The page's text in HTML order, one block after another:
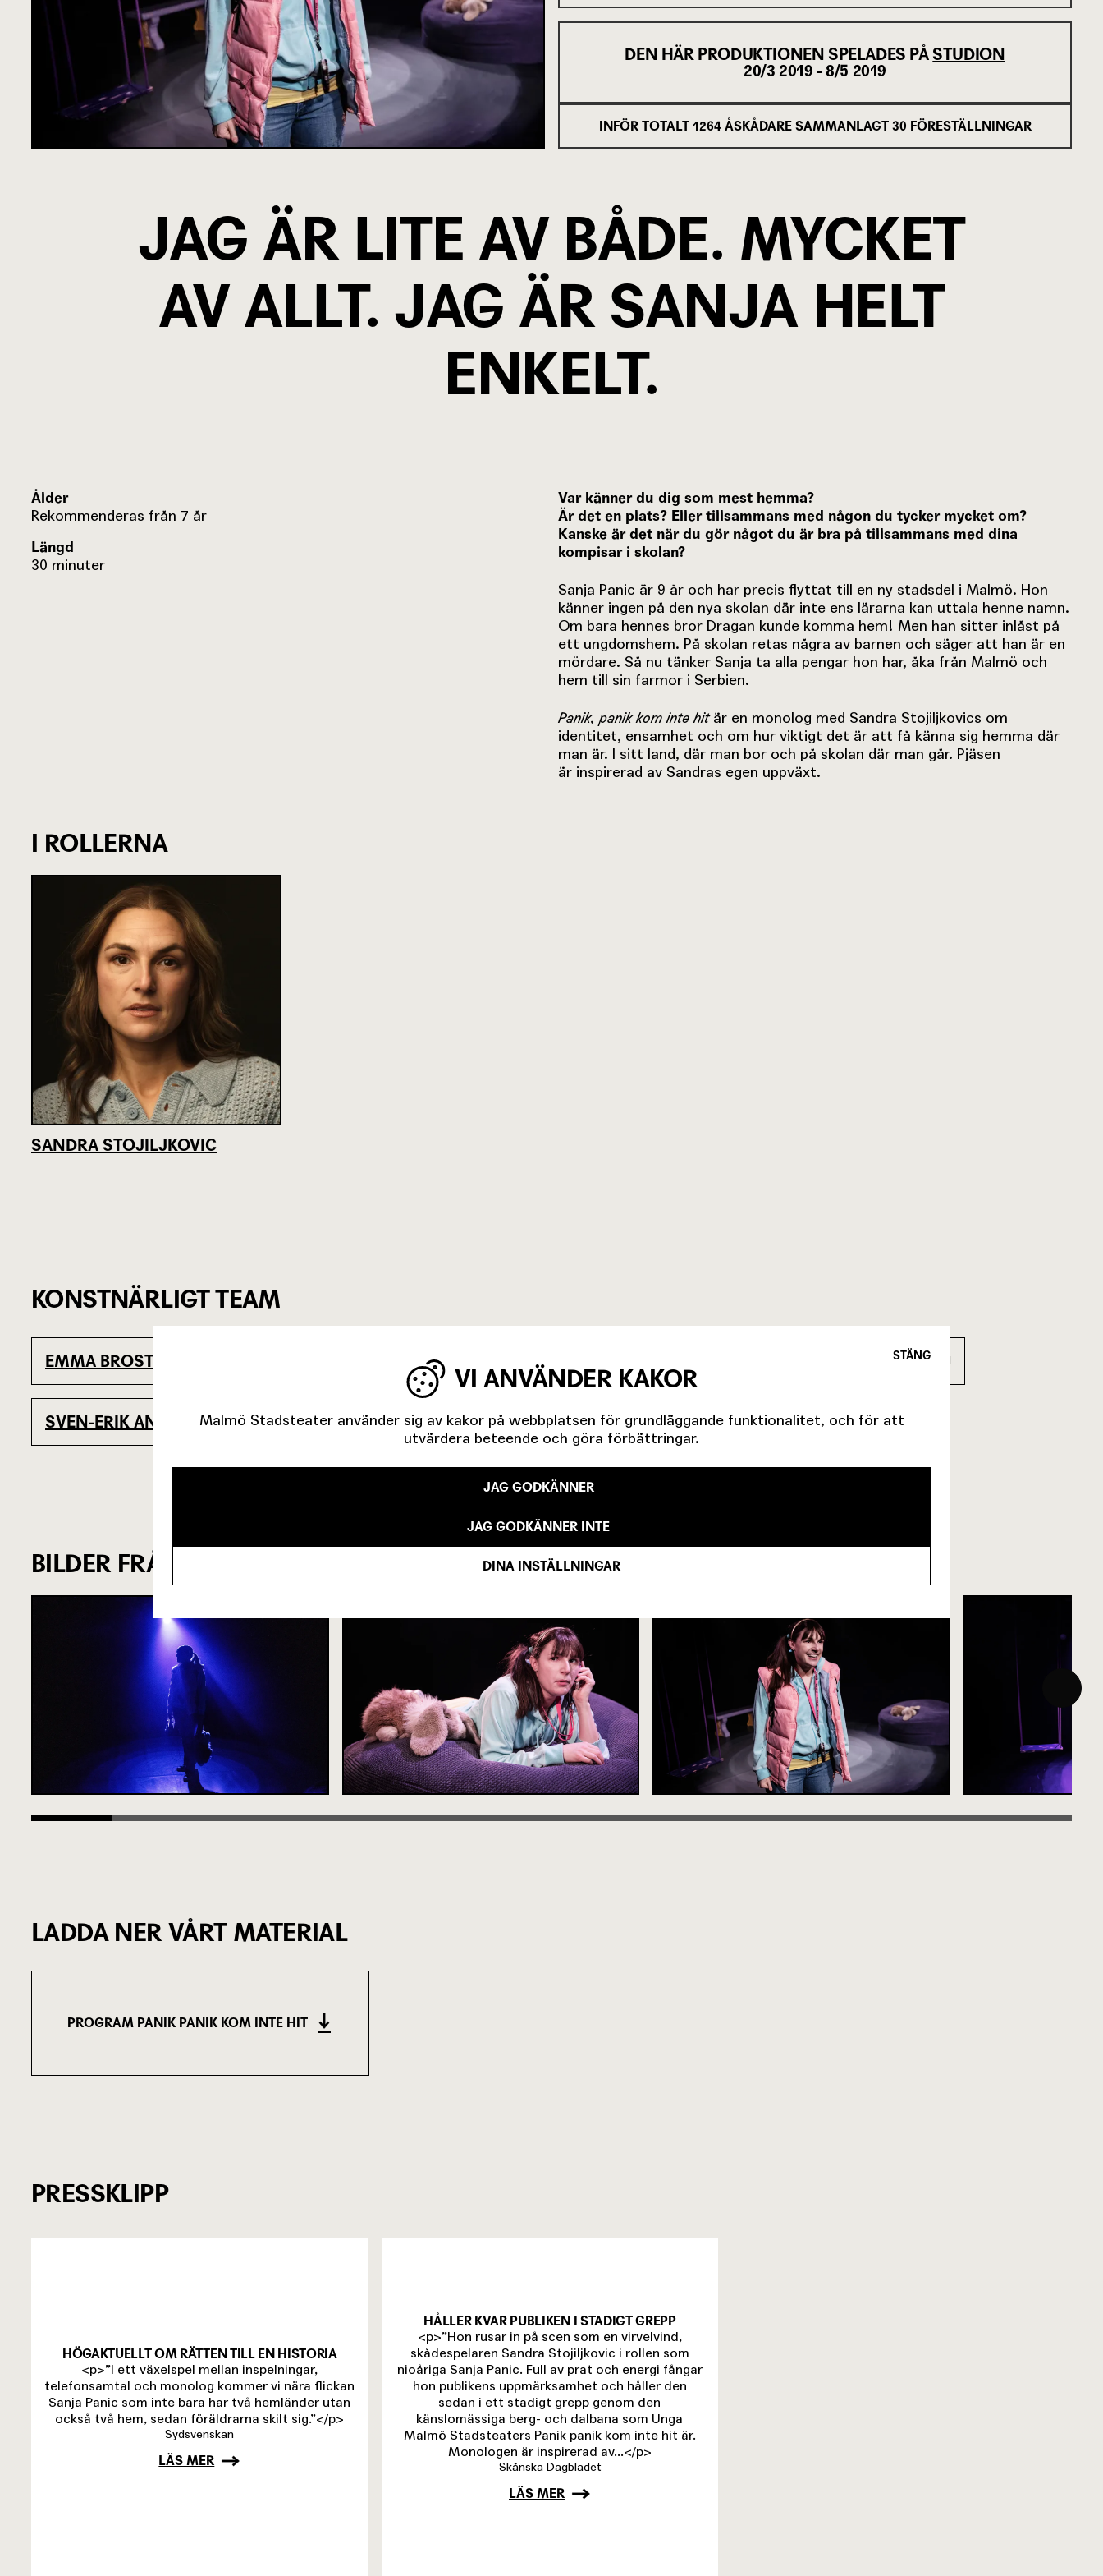
DEN HÄR PRODUKTIONEN SPELADES PÅ STUDION
20/3 2019 - 8/5 2019
INFÖR TOTALT 1264ÅSKÅDARE SAMMANLAGT 30 FÖRESTÄLLNINGAR
JAG ÄR LITE AV BÅDE. MYCKET
AV ALLT. JAG ÄR SANJA HELT
ENKELT.
Ålder
Rekommenderas från 7 år
Längd
30 minuter
Var känner du dig som mest hemma?
Är det en plats? Eller tillsammans med någon du tycker mycket om?
Kanske är det när du gör något du är bra på tillsammans med dina
kompisar i skolan?
Sanja Panic är 9 år och har precis flyttat till en ny stadsdel i Malmö. Hon
känner ingen på den nya skolan där inte ens lärarna kan uttala henne namn.
Om bara hennes bror Dragan kunde komma hem! Men han sitter inlåst på
ett ungdomshem. På skolan retas några av barnen och säger att han är en
mördare. Så nu tänker Sanja ta alla pengar hon har, åka från Malmö och
hem till sin farmor i Serbien.
Panik, panik kom inte hitär en monolog med Sandra Stojiljkovics om
identitet, ensamhet och om hur viktigt det är att få känna sig hemma där
man är. I sitt land, där man bor och på skolan där man går. Pjäsen
är inspirerad av Sandras egen uppväxt.
I ROLLERNA
SANDRA STOJILJKOVIC
KONSTNÄRLIGT TEAM
EMMA BROSTRÖM SANDRA STOJILJKOVIC Musik och ljud
SVEN-ERIK ANDERSSONLjus
BILDER FRÅN FÖRESTÄLLNINGEN
LADDA NER VÅRT MATERIAL
PROGRAM PANIK PANIK KOM INTE HIT
PRESSKLIPP
HÖGAKTUELLT OM RÄTTEN TILL EN HISTORIA
<p>”I ett växelspel mellan inspelningar,
telefonsamtal och monolog kommer vi nära flickan
Sanja Panic som inte bara har två hemländer utan
också två hem, sedan föräldrarna skilt sig.”</p>
Sydsvenskan
LÄS MER
HÅLLER KVAR PUBLIKEN I STADIGT GREPP
<p>”Hon rusar in på scen som en virvelvind,
skådespelaren Sandra Stojiljkovic i rollen som
nioåriga Sanja Panic. Full av prat och energi fångar
hon publikens uppmärksamhet och håller den
sedan i ett stadigt grepp genom den
känslomässiga berg- och dalbana som Unga
Malmö Stadsteaters Panik panik kom inte hit är.
Monologen är inspirerad av...</p>
Skånska Dagbladet
LÄS MER
STÄNG
VI ANVÄNDER KAKOR
Malmö Stadsteater använder sig av kakor på webbplatsen för grundläggande funktionalitet, och för att
utvärdera beteende och göra förbättringar.
JAG GODKÄNNER
JAG GODKÄNNER INTE
DINA INSTÄLLNINGAR